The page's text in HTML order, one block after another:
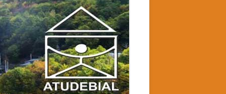
GRAN RUFUS (TEATRO-CIRCO)